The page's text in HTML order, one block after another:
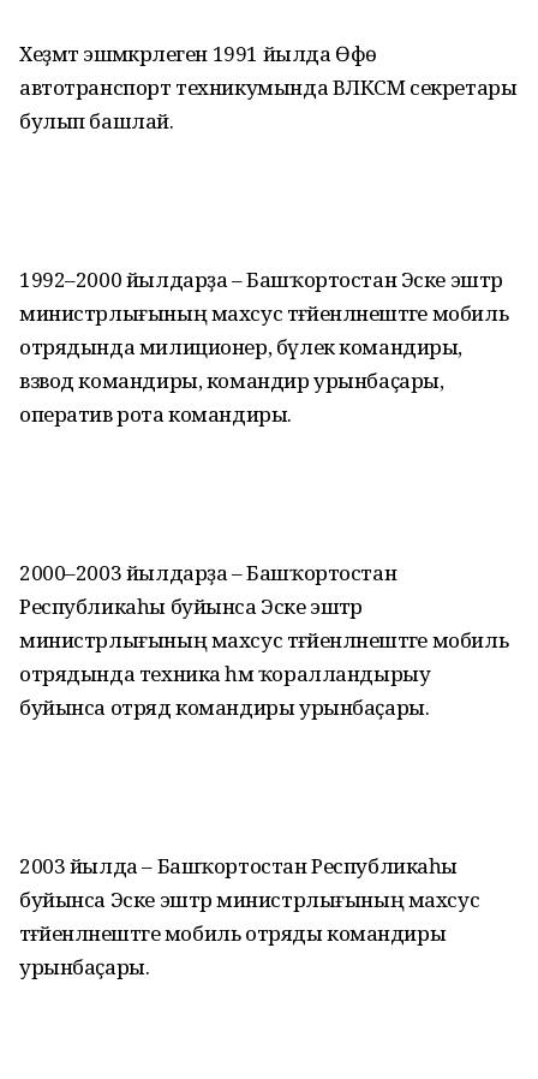
Хеҙмәт эшмәкәрлеген 1991 йылда Өфө
автотранспорт техникумында ВЛКСМ секретары
булып башлай.
1992–2000 йылдарҙа – Башҡортостан Эске эштәр
министрлығының махсус тәғәйенләнештәге мобиль
отрядында милиционер, бүлек командиры,
взвод командиры, командир урынбаҫары,
оператив рота командиры.
2000–2003 йылдарҙа – Башҡортостан
Республикаһы буйынса Эске эштәр
министрлығының махсус тәғәйенләнештәге мобиль
отрядында техника һәм ҡоралландырыу
буйынса отряд командиры урынбаҫары.
2003 йылда – Башҡортостан Республикаһы
буйынса Эске эштәр министрлығының махсус
тәғәйенләнештәге мобиль отряды командиры
урынбаҫары.